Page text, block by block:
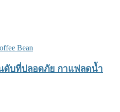
ดับที่ปลอดภัย กาแฟลดน้ำ